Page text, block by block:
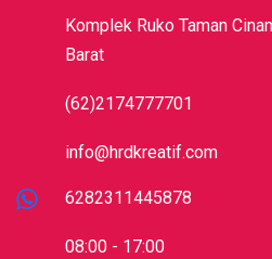
Komplek Ruko Taman
Barat
(62)2174777701
info@hrdkreatif.com
6282311445878
08:00 - 17:00